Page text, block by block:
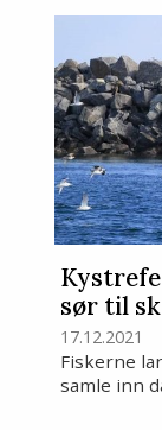
sør til
17.12.2021
Fiskerne
samle inn